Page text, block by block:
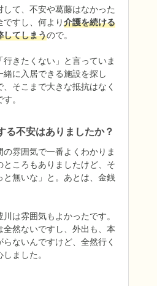
て、不安や葛藤はなかった
すし、何より介護を続ける
してしまうので。
きたくない」と言っていま
緒に入居できる施設を探し
そこまで大きな抵抗はなく
。
る不安はありましたか？
雰囲気で一番よくわかりま
ころもありましたけど、そ
と無いな」と。あとは、金銭
は雰囲気もよかったです。
然ないですし、外出も、本
ないんですけど、全然行く
ました。